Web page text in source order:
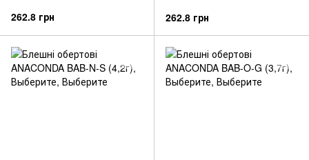
262.8 грн 262.8 грн